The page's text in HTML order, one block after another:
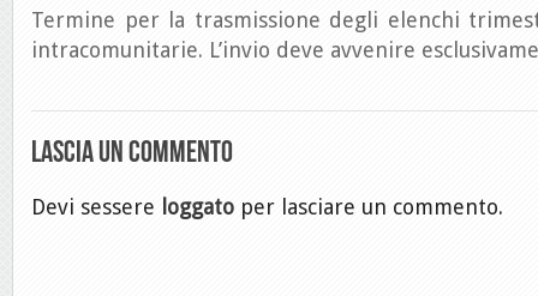
Termine per la trasmissione degli elenchi
intracomunitarie. L’invio deve avvenire
Lascia un commento
Devi sessere loggato per lasciare un commento.